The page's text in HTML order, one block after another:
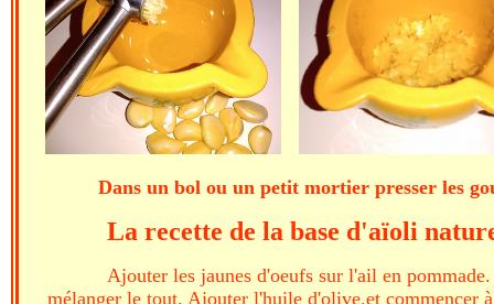
Dans un bol ou un petit mortier presser les
La recette de la base d'aïoli
Ajouter les jaunes d'oeufs sur l'ail en
mélanger le tout. Ajouter l'huile d'olive.et commencer